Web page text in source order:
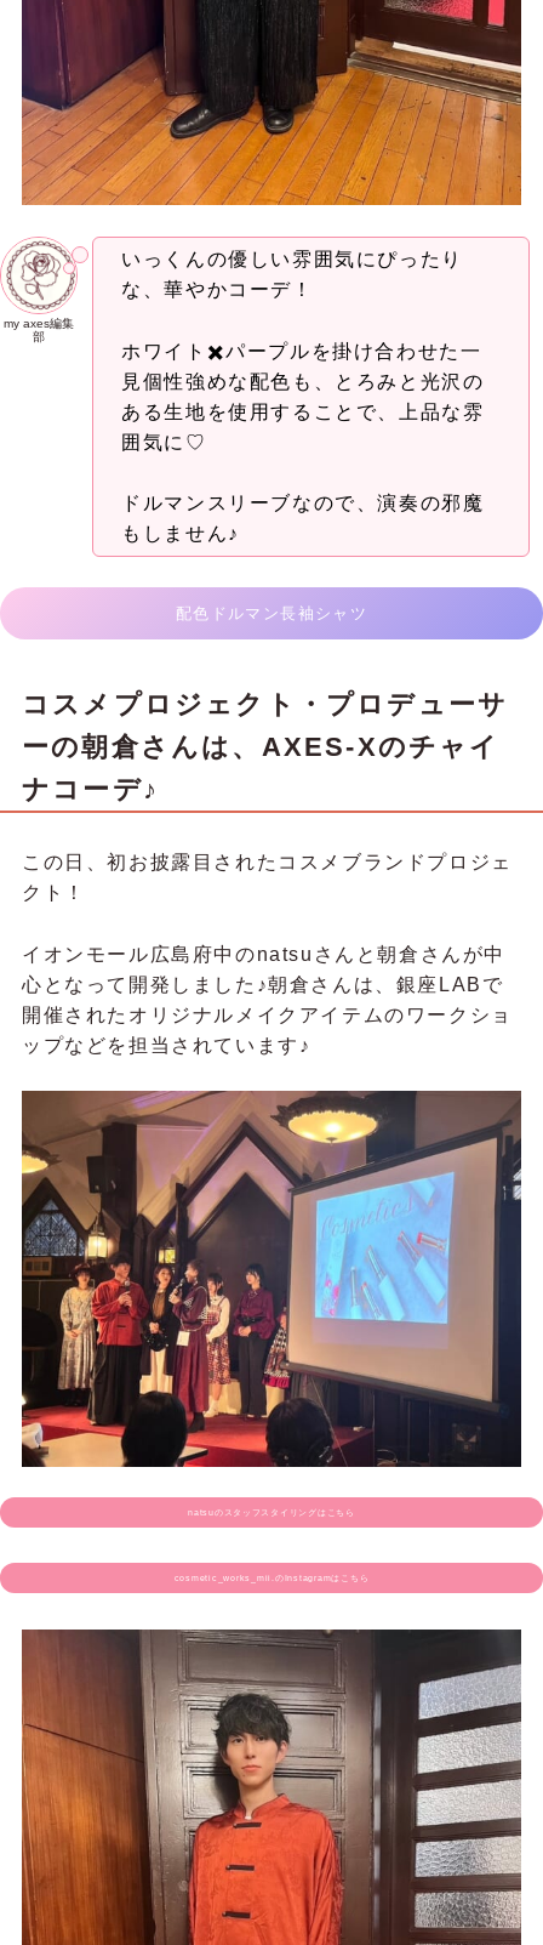
my axes編集
部
いっくんの優しい雰囲気にぴったり
な、華やかコーデ！
ホワイト✖️パープルを掛け合わせた一
見個性強めな配色も、とろみと光沢の
ある生地を使用することで、上品な雰
囲気に♡
ドルマンスリーブなので、演奏の邪魔
もしません♪
配色ドルマン長袖シャツ
コスメプロジェクト・プロデューサ
ーの朝倉さんは、AXES-Xのチャイ
ナコーデ♪
この日、初お披露目されたコスメブランドプロジェ
クト！
イオンモール広島府中のnatsuさんと朝倉さんが中
心となって開発しました♪朝倉さんは、銀座LABで
開催されたオリジナルメイクアイテムのワークショ
ップなどを担当されています♪
natsuのスタッフスタイリングはこちら
cosmetic_works_mii.のInstagramはこちら